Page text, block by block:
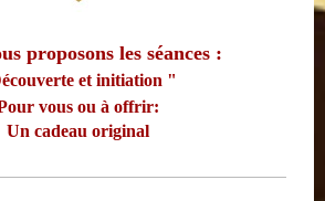
proposons les séances :
et initiation "
vous ou à offrir:
Un cadeau original